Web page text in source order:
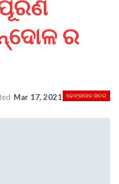
ର
ଢେଙ୍କାନାଳ ଖବର
Mar 17, 2021